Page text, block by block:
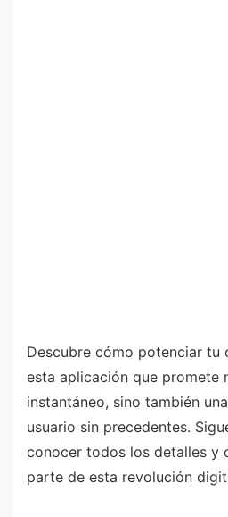
Descubre cómo potenciar tu
esta aplicación que promete
instantáneo, sino también
usuario sin precedentes.
conocer todos los detalles y
parte de esta revolución